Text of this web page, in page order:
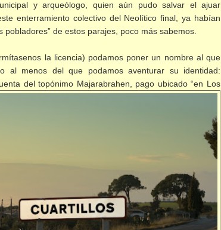
y arqueólogo, quien aún pudo salvar el ajuar
enterramiento colectivo del Neolítico final, ya habían
de estos parajes, poco más sabemos.
la licencia) podamos poner un nombre al que
al menos del que podamos aventurar su identidad:
del topónimo Majarabrahen, pago ubicado “en Los